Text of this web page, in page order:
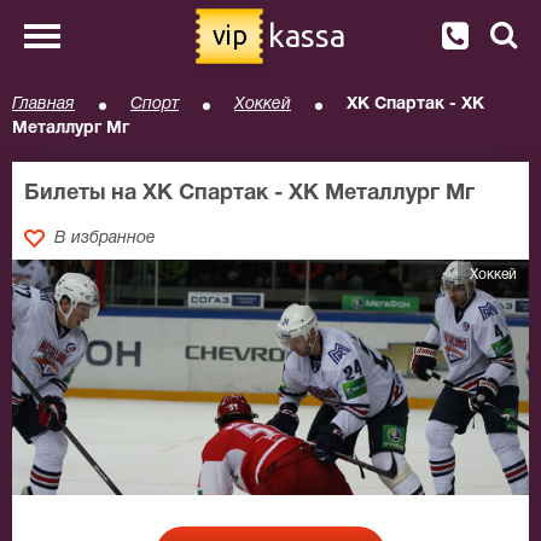
vip kassa
Главная Спорт Хоккей
ХК Спартак - ХК
Металлург Мг
Билеты на ХК Спартак - ХК Металлург Мг
В избранное
Хоккей